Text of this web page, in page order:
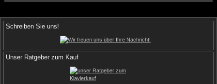
Schreiben Sie uns!
Unser Ratgeber zum Kauf